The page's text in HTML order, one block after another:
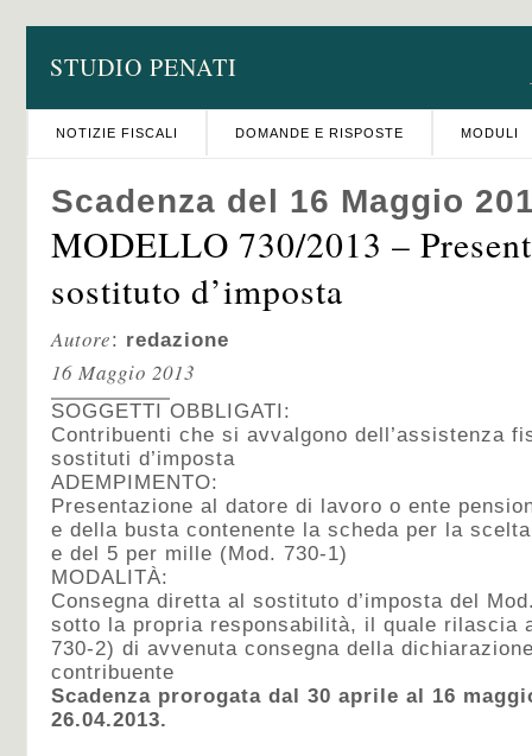
STUDIO PENATI
NOTIZIE FISCALI DOMANDE E RISPOSTE MODULI
Scadenza del 16 Maggio
MODELLO 730/2013 –
sostituto d’imposta
Autore: redazione
16 Maggio 2013
SOGGETTI OBBLIGATI:
Contribuenti che si avvalgono dell’assistenza
sostituti d’imposta
ADEMPIMENTO:
Presentazione al datore di lavoro o ente
e della busta contenente la scheda per la
e del 5 per mille (Mod. 730-1)
MODALITÀ:
Consegna diretta al sostituto d’imposta del
sotto la propria responsabilità, il quale rilascia
730-2) di avvenuta consegna della
contribuente
Scadenza prorogata dal 30 aprile al 16
26.04.2013.